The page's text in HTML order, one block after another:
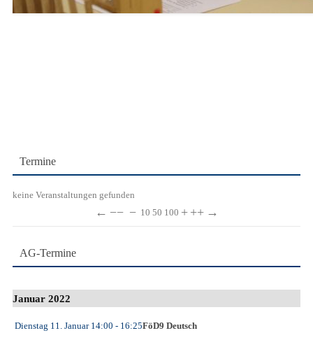
Termine
keine Veranstaltungen gefunden
← −− − 10 50 100 + ++ →
AG-Termine
Januar 2022
Dienstag 11. Januar14:00 - 16:25FöD9 Deutsch